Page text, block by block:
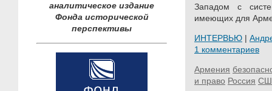
аналитическое издание
Фонда исторической
перспективы
Западом с
имеющих для
ИНТЕРВЬЮ |
1 комментариев
Армения
и право Россия